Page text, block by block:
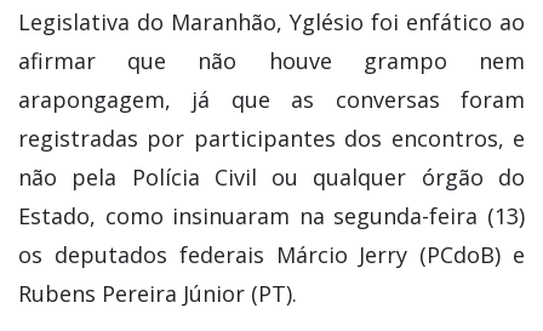
Legislativa do Maranhão, Yglésio foi enfático ao
afirmar que não houve grampo nem
arapongagem, já que as conversas foram
registradas por participantes dos encontros, e
não pela Polícia Civil ou qualquer órgão do
Estado, como insinuaram na segunda-feira (13)
os deputados federais Márcio Jerry (PCdoB) e
Rubens Pereira Júnior (PT).